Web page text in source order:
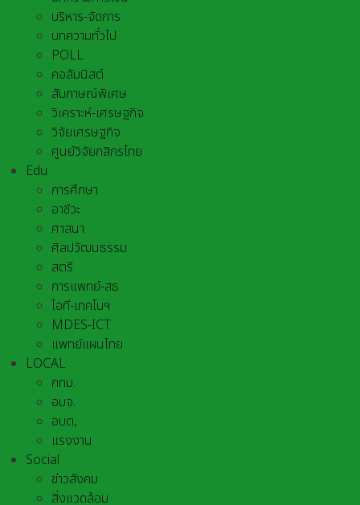
บริหาร-จัดการ
บทความทั่วไป
POLL
คอลัมนิสต์
สัมภาษณ์พิเศษ
วิเคราะห์-เศรษฐกิจ
วิจัยเศรษฐกิจ
ศูนย์วิจัยกสิกรไทย
Edu
การศึกษา
อาชีวะ
ศาสนา
ศิลปวัฒนธรรม
สตรี
การแพทย์-สธ
ไอที-เทคโนฯ
MDES-ICT
แพทย์แผนไทย
LOCAL
กทม.
อบจ.
อบต,
แรงงาน
Social
ข่าวสังคม
สิ่งแวดล้อม